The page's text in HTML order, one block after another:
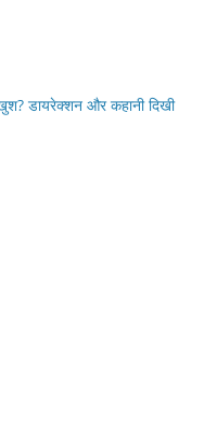
डायरेक्शन और कहानी दिखी